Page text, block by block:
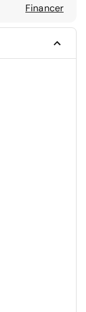
Financer